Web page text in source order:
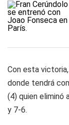
Con esta
donde tendrá
(4) quien eliminó
y 7-6.